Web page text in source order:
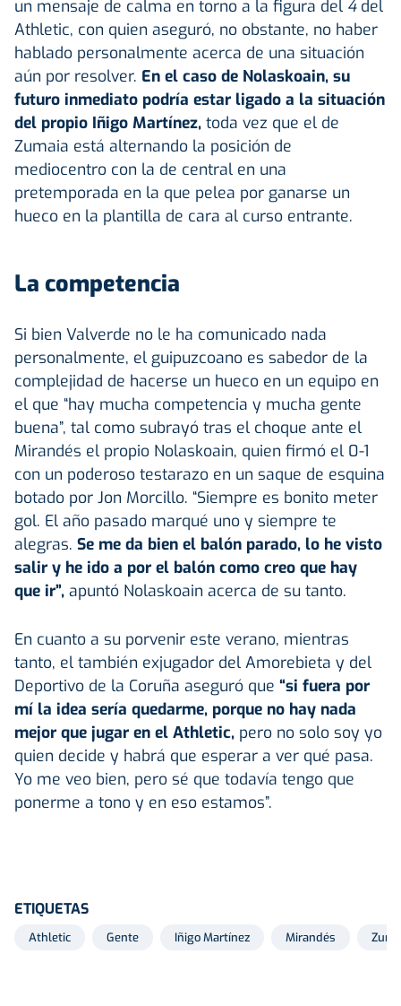
un mensaje de calma en torno a la figura del 4del
Athletic, con quien aseguró, no obstante, no haber
hablado personalmente acerca de una situación
aún por resolver. En el caso de Nolaskoain, su
futuro inmediato podría estar ligado a la situación
del propio Iñigo Martínez, toda vez que el de
Zumaia está alternando la posición de
mediocentro con la de central en una
pretemporada en la que pelea por ganarse un
hueco en la plantilla de cara al curso entrante.
La competencia
Si bien Valverde no le ha comunicado nada
personalmente, el guipuzcoano es sabedor de la
complejidad de hacerse un hueco en un equipo en
el que “hay mucha competencia y mucha gente
buena”, tal como subrayó tras el choque ante el
Mirandés el propio Nolaskoain, quien firmó el 0-1
con un poderoso testarazo en un saque de esquina
botado por Jon Morcillo. “Siempre es bonito meter
gol. El año pasado marqué uno y siempre te
alegras. Se me da bien el balón parado, lo he visto
salir y he ido a por el balón como creo que hay
que ir”, apuntó Nolaskoain acerca de su tanto.
En cuanto a su porvenir este verano, mientras
tanto, el también exjugador del Amorebieta y del
Deportivo de la Coruña aseguró que “si fuera por
mí la idea sería quedarme, porque no hay nada
mejor que jugar en el Athletic, pero no solo soy yo
quien decide y habrá que esperar a ver qué pasa.
Yo me veo bien, pero sé que todavía tengo que
ponerme a tono y en eso estamos”.
ETIQUETAS
Athletic Gente Iñigo Martínez Mirandés